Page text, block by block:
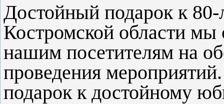
Достойный подарок к
Костромской области мы
нашим посетителям на
проведения
подарок к достойному